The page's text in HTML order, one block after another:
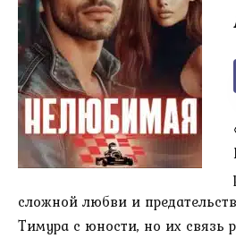
сложной любви и
Тимура с юности, но их связь